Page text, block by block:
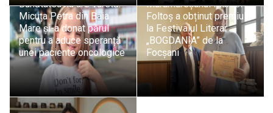
Bunătatea nu are vârstă:
Micuța Petra din Baia
Mare și-a donat părul
pentru a aduce speranță
unei paciente oncologice
Maramureșanul Marcel
Foltoș a obținut premiul II
la Festivalul Literar
„BOGDANIA” de la
Focșani